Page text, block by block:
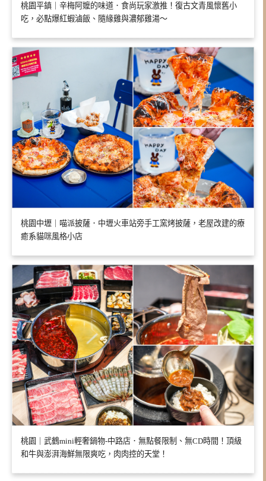
桃園平鎮｜辛梅阿嬤的味道．食尚玩家激推！復古文青風懷舊小
吃，必點爆紅蝦滷飯、隨緣雞與濃郁雞湯～
桃園中壢｜喵派披薩．中壢火車站旁手工窯烤披薩，老屋改建的療
癒系貓咪風格小店
桃園｜武鶴mini輕奢鍋物-中路店．無點餐限制、無CD時間！頂級
和牛與澎湃海鮮無限爽吃，肉肉控的天堂！